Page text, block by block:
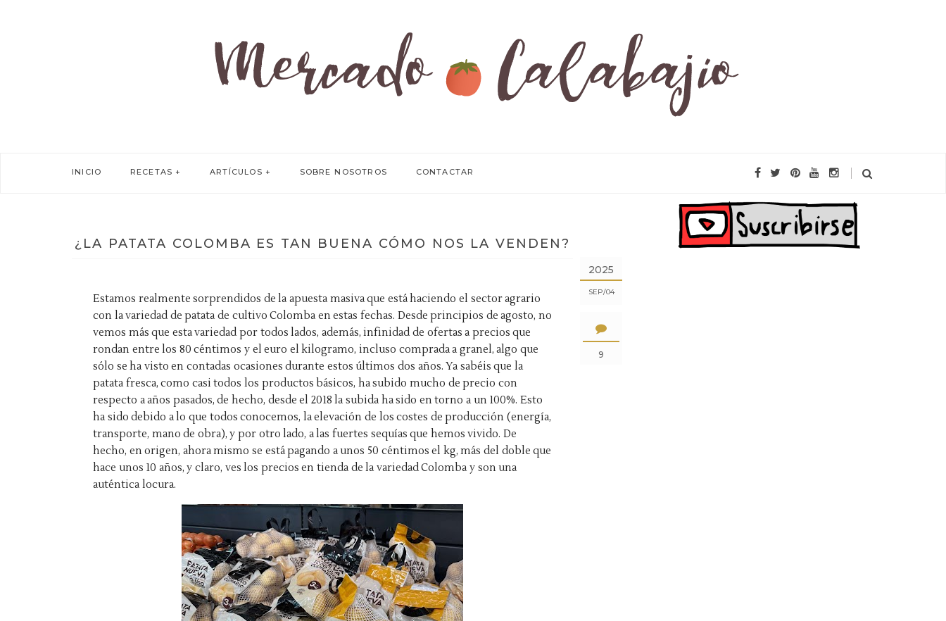
INICIO RECETAS ARTÍCULOS SOBRE NOSOTROS CONTACTAR
2025
SEP 04
9
¿LA PATATA COLOMBA ES TAN BUENA CÓMO NOS LA VENDEN?
Estamos realmente sorprendidos de la apuesta masiva que está haciendo el sector agrario
con la variedad de patata de cultivo Colomba en estas fechas. Desde principios de agosto, no
vemos más que esta variedad por todos lados, además, infinidad de ofertas a precios que
rondan entre los 80 céntimos y el euro el kilogramo, incluso comprada a granel, algo que
sólo se ha visto en contadas ocasiones durante estos últimos dos años. Ya sabéis que la
patata fresca, como casi todos los productos básicos, ha subido mucho de precio con
respecto a años pasados, de hecho, desde el 2018 la subida ha sido en torno a un 100%. Esto
ha sido debido a lo que todos conocemos, la elevación de los costes de producción (energía,
transporte, mano de obra), y por otro lado, a las fuertes sequías que hemos vivido. De
hecho, en origen, ahora mismo se está pagando a unos 50 céntimos el kg, más del doble que
hace unos 10 años, y claro, ves los precios en tienda de la variedad Colomba y son una
auténtica locura.